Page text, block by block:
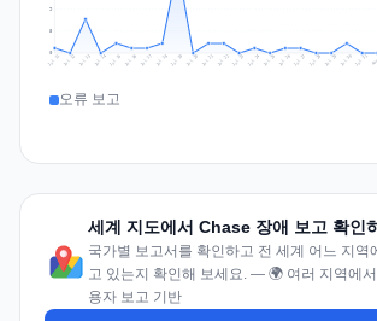
9
Jul 11 Jul 12 Jul 13 Jul 14 Jul 15 Jul 16 Jul 17 Jul 18 Jul 19 Jul 20 Jul 21 Jul 22 Jul 23 Jul 24 Jul 25 Jul 26 Jul 27 Jul 28 Jul 29 Jul 30 Jul 31
오류 보고
세계 지도에서 Chase 장애 보고 확인
국가별 보고서를 확인하고 전 세계 어느 지역
고 있는지 확인해 보세요. — 🌍 여러 지역에
용자 보고 기반